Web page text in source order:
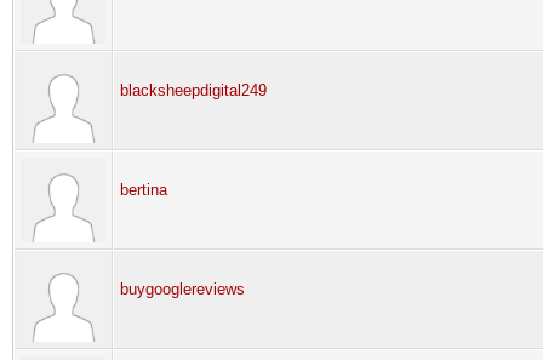
blacksheepdigital249
bertina
buygooglereviews